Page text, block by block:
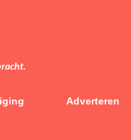
Adverteren